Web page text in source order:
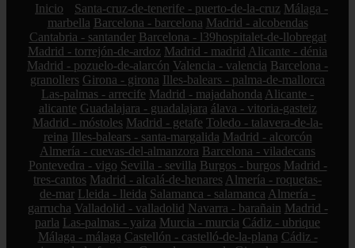
Inicio Santa-cruz-de-tenerife - puerto-de-la-cruz Málaga -
marbella Barcelona - barcelona Madrid - alcobendas
Cantabria - santander Barcelona - l39hospitalet-de-llobregat
Madrid - torrejón-de-ardoz Madrid - madrid Alicante - dénia
Madrid - pozuelo-de-alarcón Valencia - valencia Barcelona -
granollers Girona - girona Illes-balears - palma-de-mallorca
Las-palmas - arrecife Madrid - majadahonda Alicante -
alicante Guadalajara - guadalajara álava - vitoria-gasteiz
Madrid - móstoles Madrid - getafe Toledo - talavera-de-la-
reina Illes-balears - santa-margalida Madrid - alcorcón
Almería - cuevas-del-almanzora Barcelona - viladecans
Pontevedra - vigo Sevilla - sevilla Burgos - burgos Madrid -
tres-cantos Madrid - alcalá-de-henares Almería - roquetas-
de-mar Lleida - lleida Salamanca - salamanca Almería -
garrucha Valladolid - valladolid Navarra - barañain Madrid -
parla Las-palmas - yaiza Murcia - murcia Cádiz - ubrique
Málaga - málaga Castellón - castelló-de-la-plana Cádiz -